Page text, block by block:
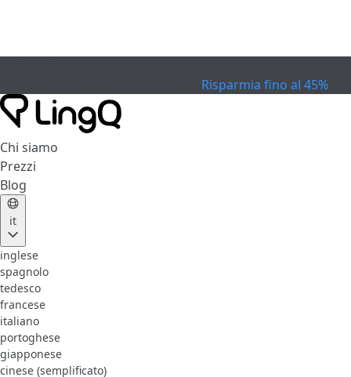
Risparmia fino al 45%
Chi siamo
Prezzi
Blog
it
inglese
spagnolo
tedesco
francese
italiano
portoghese
giapponese
cinese (semplificato)